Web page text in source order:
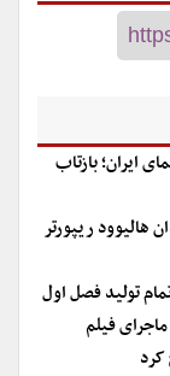
ایران؛ بازتاب
هالیوود ریپورتر
تولید فصل اول
ماجرای فیلم
کرد